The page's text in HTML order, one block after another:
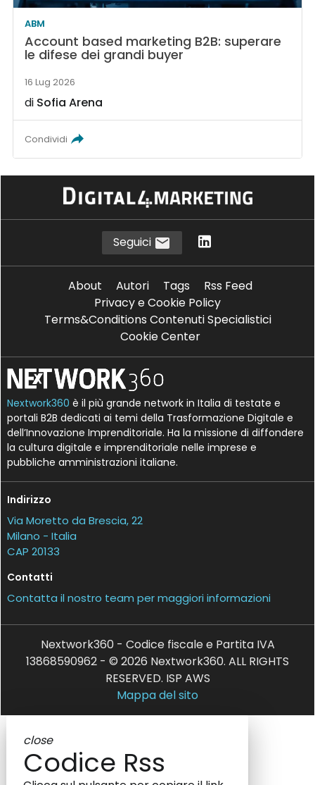
ABM
Account based marketing B2B: superare
le difese dei grandi buyer
16 Lug 2026
di Sofia Arena
Condividi
Seguici
About Autori Tags
Rss Feed
Privacy e Cookie Policy
Terms&Conditions Contenuti Specialistici
Cookie Center
Nextwork360 è il più grande network in Italia di testate e
portali B2B dedicati ai temi della Trasformazione Digitale e
dell’Innovazione Imprenditoriale. Ha la missione di diffondere
la cultura digitale e imprenditoriale nelle imprese e
pubbliche amministrazioni italiane.
Indirizzo
Via Moretto da Brescia, 22
Milano - Italia
CAP 20133
Contatti
Contatta il nostro team per maggiori informazioni
Nextwork360 - Codice fiscale e Partita IVA
13868590962 - © 2026 Nextwork360. ALL RIGHTS
RESERVED. ISP AWS
Mappa del sito
close
Codice Rss